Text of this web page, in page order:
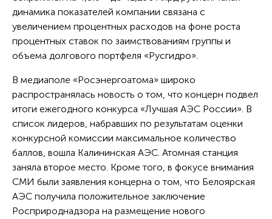
динамика показателей компании связана с
увеличением процентных расходов на фоне роста
процентных ставок по заимствованиям группы и
объема долгового портфеля «Русгидро».
В медиаполе «Росэнергоатома» широко
распространялась новость о том, что концерн подвел
итоги ежегодного конкурса «Лучшая АЭС России». В
список лидеров, набравших по результатам оценки
конкурсной комиссии максимальное количество
баллов, вошла Калининская АЭС. Атомная станция
заняла второе место. Кроме того, в фокусе внимания
СМИ были заявления концерна о том, что Белоярская
АЭС получила положительное заключение
Росприроднадзора на размещение нового